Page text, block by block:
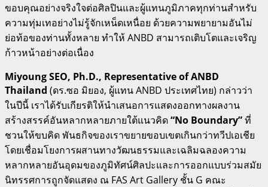
ขอบคุณอย่างจริงใจต่อศิลปินและผู้แทนภูมิภาคทุกท่านสำหรับ
ความทุ่มเทอย่างไม่รู้จักเหน็ดเหนื่อย ด้วยความพยายามอันไม่
ย่อท้อของท่านทั้งหลาย ทำให้ ANBD สามารถเติบโตและเจริญ
ก้าวหน้าอย่างต่อเนื่อง
Miyoung SEO, Ph.D., Representative of ANBD
Thailand (ดร.ซอ มิยอง, ผู้แทน ANBD ประเทศไทย) กล่าวว่า
ในปีนี้ เราได้รับเกียรติให้นำเสนอการแสดงออกทางผลงาน
สร้างสรรค์อันหลากหลายภายใต้แนวคิด“No Boundary”ที่
ชวนให้ขบคิด พันธกิจของเราขยายขอบเขตเกินกว่าทวีปเอเชีย
โดยเชื่อมโยงการผสานทางวัฒนธรรมและเฉลิมฉลองความ
หลากหลายอันอุดมของภูมิทัศน์ศิลปะและการออกแบบร่วมสมัย
นิทรรศการถูกจัดแสดง ณ FAS Art Gallery ชั้น G คณะ